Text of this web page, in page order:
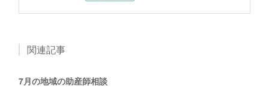
関連記事
7月の地域の助産師相談